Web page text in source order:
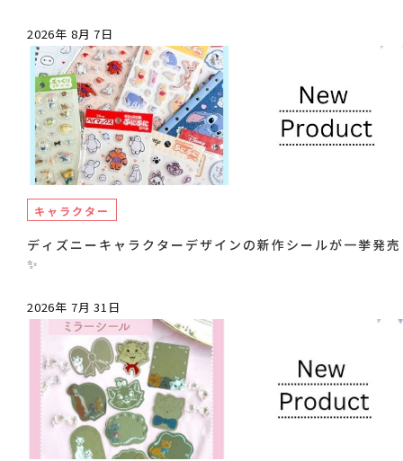
2026年 8月 7日
キャラクター
ディズニーキャラクターデザインの新作シールが一挙発売
✨
2026年 7月 31日